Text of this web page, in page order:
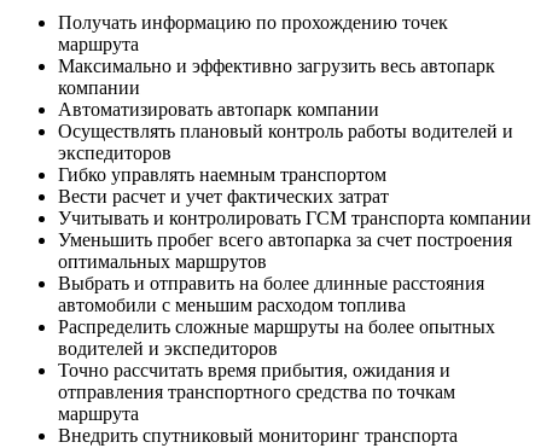
Получать информацию по прохождению точек
маршрута
Максимально и эффективно загрузить весь автопарк
компании
Автоматизировать автопарк компании
Осуществлять плановый контроль работы водителей и
экспедиторов
Гибко управлять наемным транспортом
Вести расчет и учет фактических затрат
Учитывать и контролировать ГСМ транспорта компании
Уменьшить пробег всего автопарка за счет построения
оптимальных маршрутов
Выбрать и отправить на более длинные расстояния
автомобили с меньшим расходом топлива
Распределить сложные маршруты на более опытных
водителей и экспедиторов
Точно рассчитать время прибытия, ожидания и
отправления транспортного средства по точкам
маршрута
Внедрить спутниковый мониторинг транспорта